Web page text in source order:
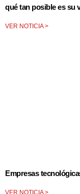
qué tan posible es su
VER NOTICIA >
Empresas
VER NOTICIA >